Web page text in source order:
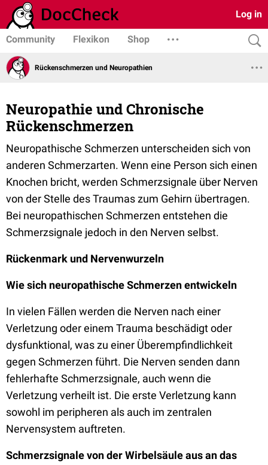
Log in
Community Flexikon Shop
Rückenschmerzen und Neuropathien
Neuropathie und Chronische
Rückenschmerzen
Neuropathische Schmerzen unterscheiden sich von
anderen Schmerzarten. Wenn eine Person sich einen
Knochen bricht, werden Schmerzsignale über Nerven
von der Stelle des Traumas zum Gehirn übertragen.
Bei neuropathischen Schmerzen entstehen die
Schmerzsignale jedoch in den Nerven selbst.
Rückenmark und Nervenwurzeln
Wie sich neuropathische Schmerzen entwickeln
In vielen Fällen werden die Nerven nach einer
Verletzung oder einem Trauma beschädigt oder
dysfunktional, was zu einer Überempfindlichkeit
gegen Schmerzen führt. Die Nerven senden dann
fehlerhafte Schmerzsignale, auch wenn die
Verletzung verheilt ist. Die erste Verletzung kann
sowohl im peripheren als auch im zentralen
Nervensystem auftreten.
Schmerzsignale von der Wirbelsäule aus an das